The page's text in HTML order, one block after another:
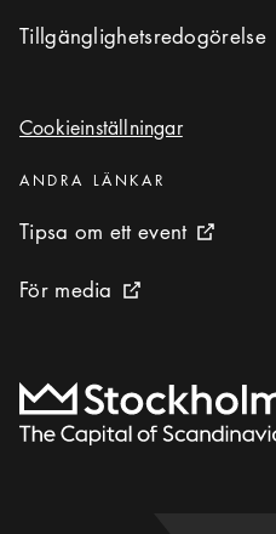
Tillgänglighetsredogörelse
Tillgänglighetsredogörelse
Cookieinställningar
Cookieinställningar
Kategorier :
ANDRA LÄNKAR
Tipsa om ett event
Tipsa om ett event Extern ikon
För media
För media Extern ikon
Till startsidan